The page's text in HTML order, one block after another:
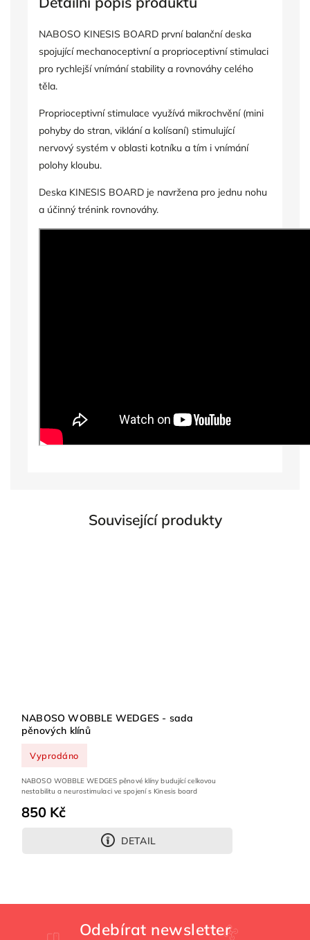
NABOSO KINESIS BOARD první balanční deska
spojující mechanoceptivní a proprioceptivní stimulaci
pro rychlejší vnímání stability a rovnováhy celého
těla.
Proprioceptivní stimulace využívá mikrochvění (mini
pohyby do stran, viklání a kolísaní) stimulující
nervový systém v oblasti kotníku a tím i vnímání
polohy kloubu.
Deska KINESIS BOARD je navržena pro jednu nohu
a účinný trénink rovnováhy.
Související produkty
NABOSO WOBBLE WEDGES - sada
pěnových klínů
Vyprodáno
850 Kč
DETAIL
NABOSO WOBBLE WEDGES pěnové klíny budující celkovou
nestabilitu a neurostimulaci ve spojení s Kinesis board
Odebírat newsletter